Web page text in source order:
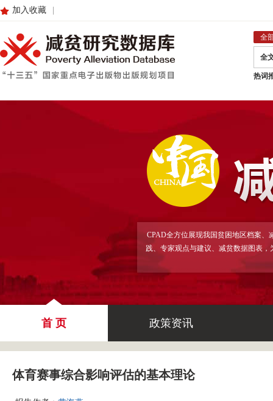
加入收藏
全
全
热词
CPAD全方位展现我国贫困地区档案
践、专家观点与建议、减贫数据图表
首 页 政策资讯
体育赛事综合影响评估的基本理论